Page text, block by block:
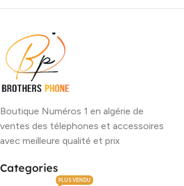
Boutique Numéros 1 en algérie de
ventes des télephones et accessoires
avec meilleure qualité et prix
Categories
PLUS VENDU